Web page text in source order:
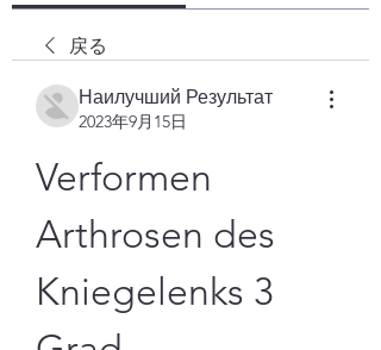
戻る
Наилучший Результат
2023年9月15日
Verformen
Arthrosen des
Kniegelenks 3